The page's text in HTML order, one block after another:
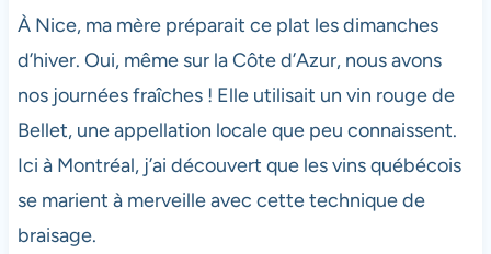
À Nice, ma mère préparait ce plat les dimanches
d’hiver. Oui, même sur la Côte d’Azur, nous avons
nos journées fraîches ! Elle utilisait un vin rouge de
Bellet, une appellation locale que peu connaissent.
Ici à Montréal, j’ai découvert que les vins québécois
se marient à merveille avec cette technique de
braisage.